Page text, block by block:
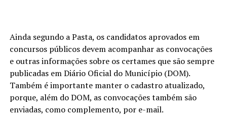
Ainda segundo a Pasta, os candidatos aprovados em
concursos públicos devem acompanhar as convocações
e outras informações sobre os certames que são sempre
publicadas em Diário Oficial do Município (DOM).
Também é importante manter o cadastro atualizado,
porque, além do DOM, as convocações também são
enviadas, como complemento, por e-mail.